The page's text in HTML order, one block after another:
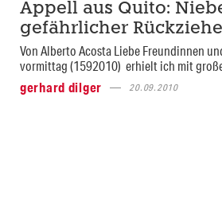
Appell aus Quito:
gefährlicher
Von Alberto Acosta Liebe Freundinnen
vormittag (1592010) erhielt ich mit
gerhard dilger
20.09.2010